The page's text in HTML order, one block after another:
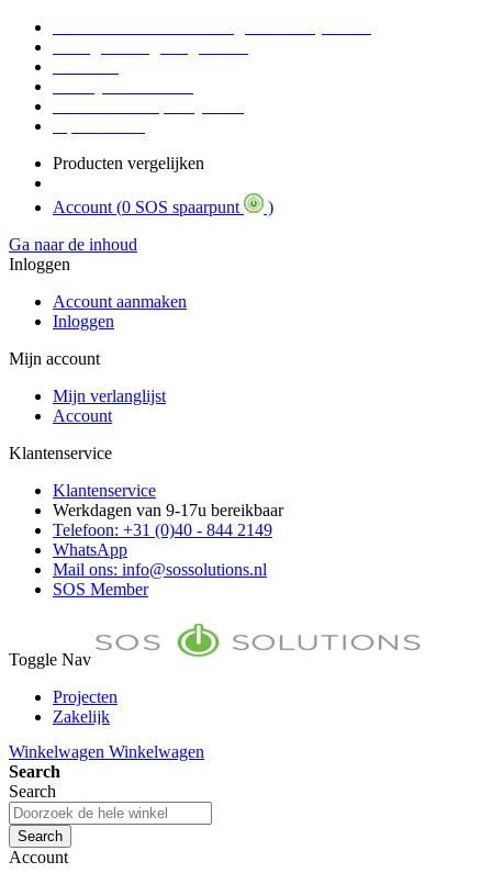
Producten vergelijken
Account (0 SOS spaarpunt
)
Ga naar de inhoud
Inloggen
Account aanmaken
Inloggen
Mijn account
Mijn verlanglijst
Account
Klantenservice
Klantenservice
Werkdagen van 9-17u bereikbaar
Telefoon: +31 (0)40 - 844 2149
WhatsApp
Mail ons: info@sossolutions.nl
SOS Member
Toggle Nav
Projecten
Zakelijk
Toon prijzen Incl. BTW
Toon prijzen Excl. BTW
Winkelwagen Winkelwagen
Search
Search
Search
Account